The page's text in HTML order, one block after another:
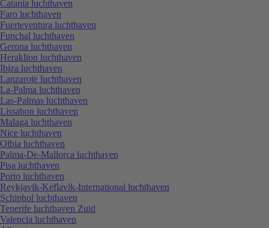
Catania luchthaven
Faro luchthaven
Fuerteventura luchthaven
Funchal luchthaven
Gerona luchthaven
Heraklion luchthaven
Ibiza luchthaven
Lanzarote luchthaven
La-Palma luchthaven
Las-Palmas luchthaven
Lissabon luchthaven
Malaga luchthaven
Nice luchthaven
Olbia luchthaven
Palma-De-Mallorca luchthaven
Pisa luchthaven
Porto luchthaven
Reykjavik-Keflavik-International luchthaven
Schiphol luchthaven
Tenerife luchthaven Zuid
Valencia luchthaven